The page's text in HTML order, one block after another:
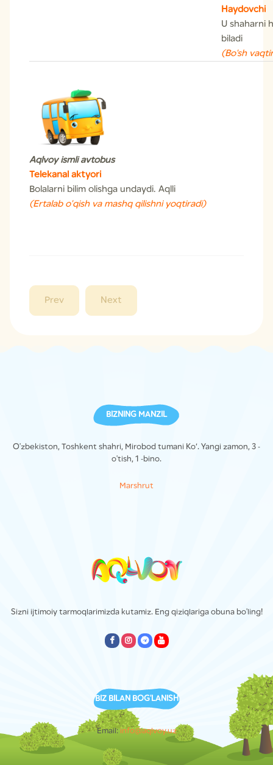
Haydovchi
U shaharni
biladi
(Bo'sh
Aqlvoy ismli avtobus
Telekanal aktyori
Bolalarni bilim olishga undaydi. Aqlli
(Ertalab o'qish va mashq qilishni yoqtiradi)
Prev Next
BIZNING MANZIL
O'zbekiston, Toshkent shahri, Mirobod tumani Ko’. Yangi zamon, 3 -
o'tish, 1 -bino.
Marshrut
Sizni ijtimoiy tarmoqlarimizda kutamiz. Eng qiziqlariga obuna bo'ling!
emptyemptyemptyempty
BIZ BILAN BOG'LANISH
Email: info@aqlvoy.uz